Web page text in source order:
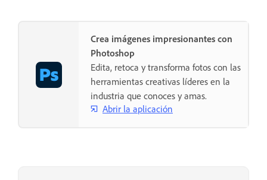
Crea imágenes impresionantes con
Photoshop
Edita, retoca y transforma fotos con las
herramientas creativas líderes en la
industria que conoces y amas.
Abrir la aplicación